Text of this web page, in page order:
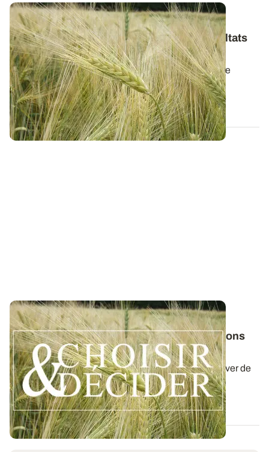
PAYS DE LA LOIRE
Variétés d’orge d’hiver : les premiers résultats
2026
Retrouvez la synthèse des résultats variétés en orge
d’hiver pour la récolte 2026.
06 AOÛT 2026
NORMANDIE
Orge d'hiver : téléchargez nos préconisations
pour les semis 2026
Retrouvez nos préconisations 2026/2027 pour cultiver de
l'orge d'hiver en Normandie dans...
06 AOÛT 2026